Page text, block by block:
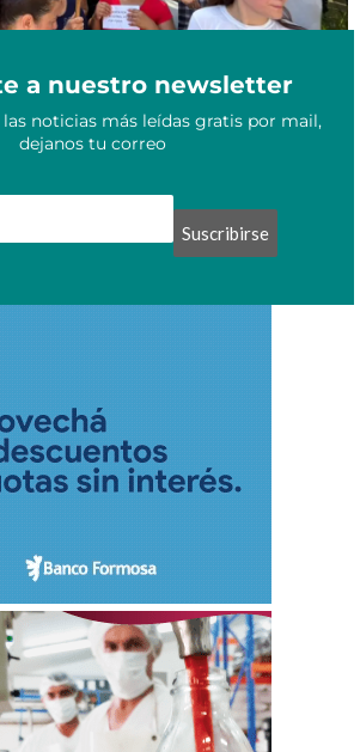
a nuestro newsletter
noticias más leídas gratis por mail,
dejanos tu correo
Suscribirse